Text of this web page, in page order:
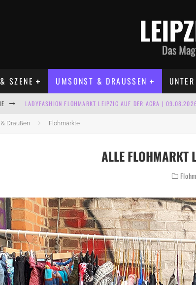
SZENE UMSONST & DRAUSSEN
ALLE FLOHMARKT LEIPZIG AUGUST TERMINE 2026
ALLE FLOHMARKT & TRÖDELMARKT TERMINE LEIPZIG 2026
Draußen Flohmärkte
ALLE